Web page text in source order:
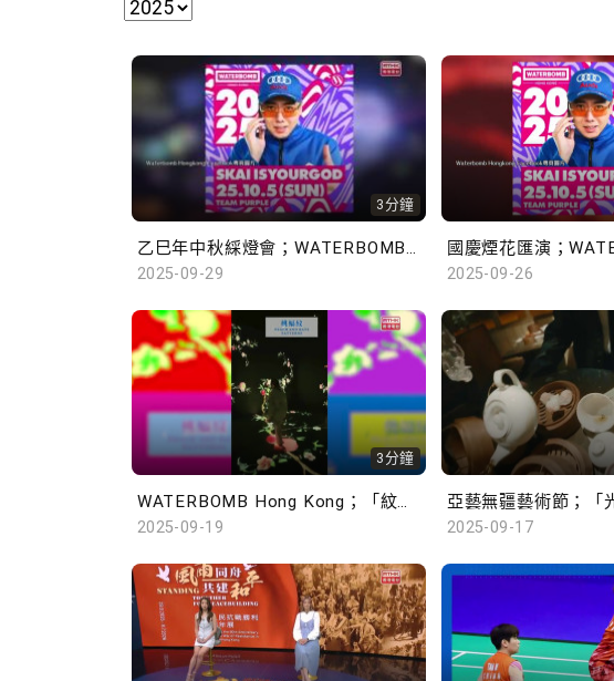
3分鐘
2025-09-29 2025-09-26
3分鐘
WATERBOMB Hong Kong；「紋」以載道—故宮博物院沉浸式數字體驗展
2025-09-19 2025-09-17